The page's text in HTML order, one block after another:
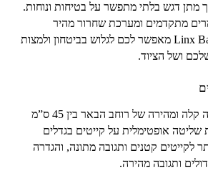
מתן דגש בלתי מתפשר על בטיחות ונוחות.
מתקדמים ומערכת שחרור מהיר
Linxמאפשר לכם לגלוש בביטחון ולמצות
ושל הציוד.
קלה ומהירה של רוחב הבאר בין 45ס”מ
אופטימלית על קייטים בגדלים
לקייטים קטנים ותגובה מתונה, והגדרה
ותגובה מהירה.